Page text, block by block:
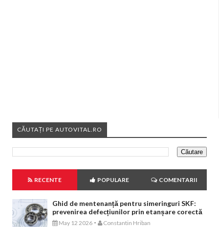
CĂUTAȚI PE AUTOVITAL.RO
RECENTE POPULARE COMENTARII
Ghid de mentenanță pentru simeringuri SKF:
prevenirea defecțiunilor prin etanșare corectă
May 12 2026 - Constantin Hriban